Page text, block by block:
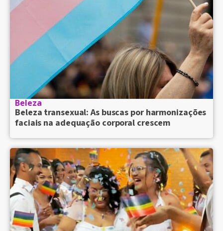
Beleza
Beleza transexual: As buscas por harmonizações
faciais na adequação corporal crescem